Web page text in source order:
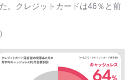
。クレジットカードは46％と前